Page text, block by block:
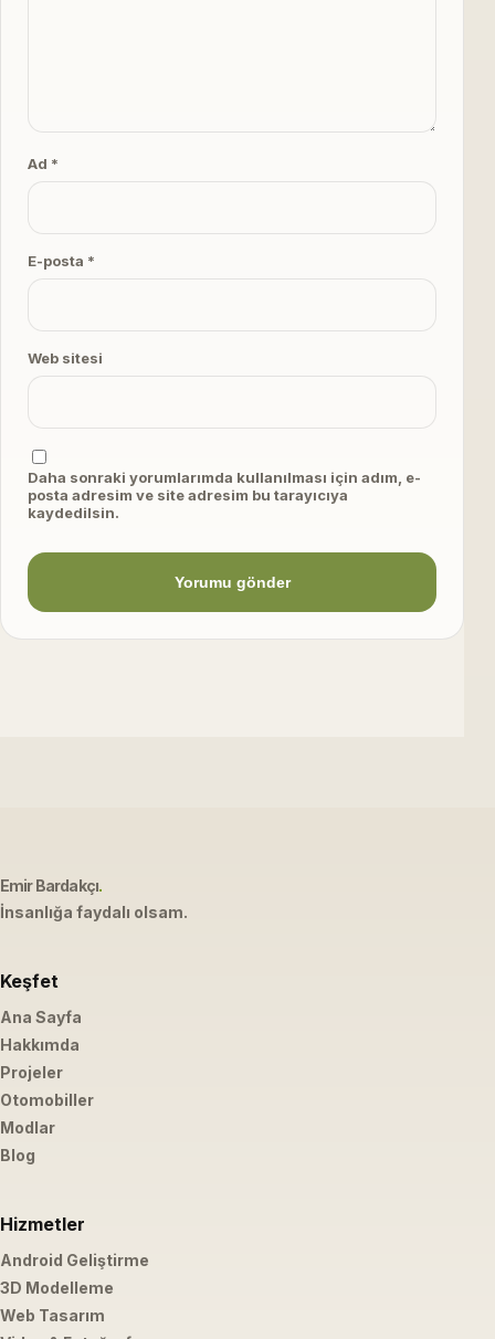
Ad *
E-posta *
Web sitesi
Daha sonraki yorumlarımda kullanılması için adım, e-
posta adresim ve site adresim bu tarayıcıya
kaydedilsin.
Emir Bardakçı.
İnsanlığa faydalı olsam.
Keşfet
Ana Sayfa
Hakkımda
Projeler
Otomobiller
Modlar
Blog
Hizmetler
Android Geliştirme
3D Modelleme
Web Tasarım